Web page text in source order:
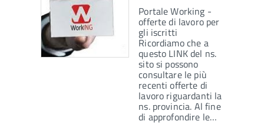
Portale Working -
offerte di lavoro per
gli iscritti
Ricordiamo che a
questo LINK del ns.
sito si possono
consultare le più
recenti offerte di
lavoro riguardanti la
ns. provincia. Al fine
di approfondire le…